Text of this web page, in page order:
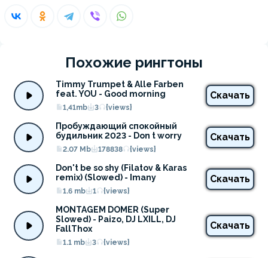
Похожие рингтоны
Timmy Trumpet & Alle Farben
feat. YOU - Good morning
1,41mb 3 {views}
Скачать
Пробуждающий спокойный
будильник 2023 - Don t worry
2.07 Mb 178838 {views}
Скачать
Don't be so shy (Filatov & Karas
remix) (Slowed) - Imany
1.6 mb 1 {views}
Скачать
MONTAGEM DOMER (Super
Slowed) - Paizo, DJ LXILL, DJ
FallThox
1.1 mb 3 {views}
Скачать